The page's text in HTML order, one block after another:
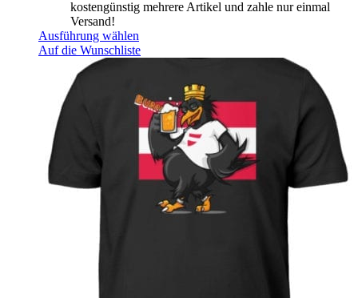
kostengünstig mehrere Artikel und zahle nur einmal
Versand!
Ausführung wählen
Auf die Wunschliste